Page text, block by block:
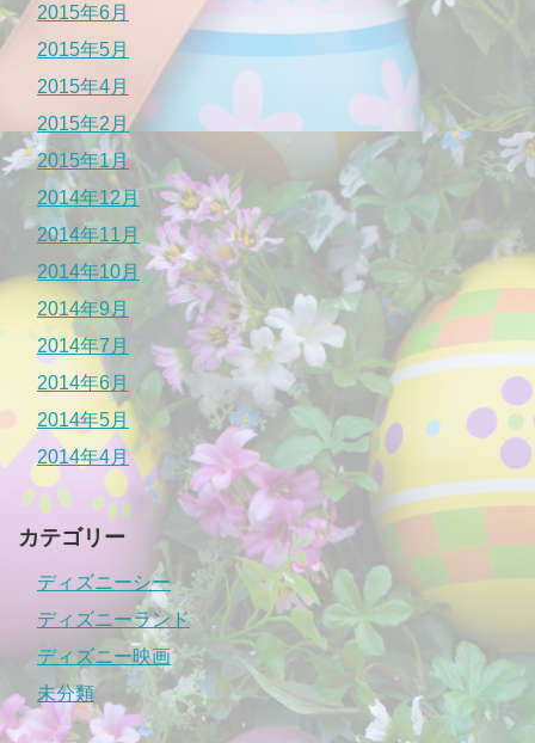
2015年6月
2015年5月
2015年4月
2015年2月
2015年1月
2014年12月
2014年11月
2014年10月
2014年9月
2014年7月
2014年6月
2014年5月
2014年4月
カテゴリー
ディズニーシー
ディズニーランド
ディズニー映画
未分類